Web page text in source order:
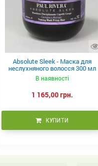
Absolute Sleek - Маска для
неслухняного волосся 300 мл
В наявності
1 165,00 грн.
КУПИТИ